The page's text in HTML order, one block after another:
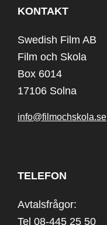
KONTAKT
Swedish Film AB
Film och Skola
Box 6014
17106 Solna
info@filmochskola.se
TELEFON
Avtalsfrågor:
Tel 08-445 25 50